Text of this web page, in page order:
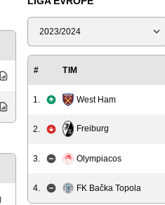
Sezona
# TIM
1. West Ham
2. Freiburg
3. Olympiacos
4. FK Bačka Topola